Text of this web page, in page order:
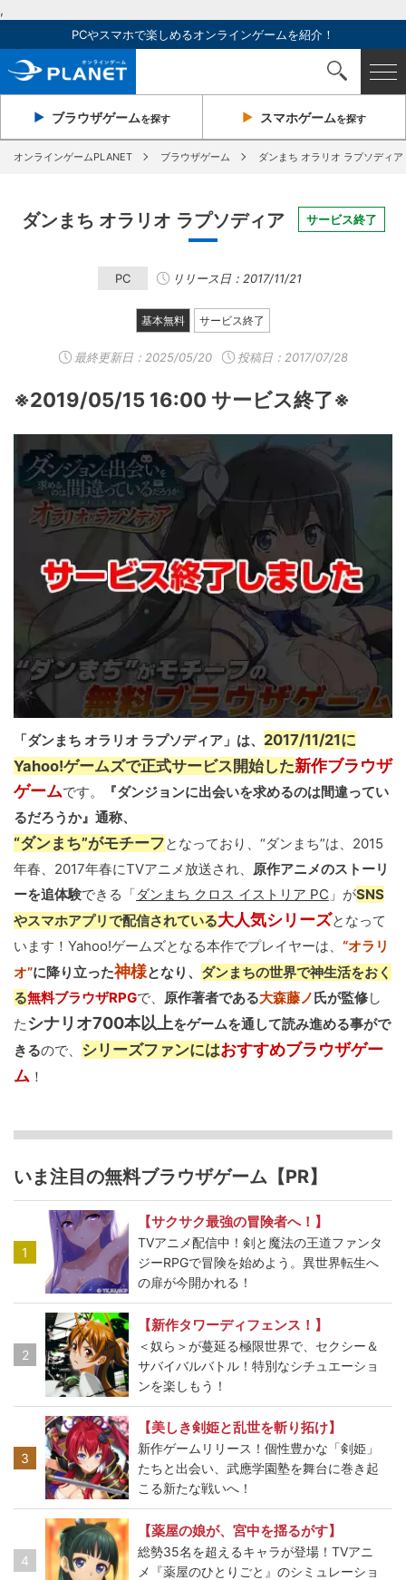
,
PCやスマホで楽しめるオンラインゲームを紹介！
ブラウザゲームを探す スマホゲームを探す
オンラインゲームPLANET ブラウザゲーム ダンまち オラリオ ラプソディア
ダンまち オラリオ ラプソディア サービス終了
PC リリース日：2017/11/21
基本無料 サービス終了
最終更新日： 2025/05/20 投稿日：2017/07/28
※2019/05/15 16:00 サービス終了※
「ダンまち オラリオ ラプソディア」は、 2017/11/21に
Yahoo!ゲームズで正式サービス開始した新作ブラウザ
ゲームです。
『ダンジョンに出会いを求めるのは間違ってい
るだろうか』通称、
“ダンまち”がモチーフとなっており、“ダンまち”は、2015
年春、2017年春にTVアニメ放送され、 原作アニメのストーリ
ーを追体験できる「ダンまち クロス イストリア PC 」がSNS
やスマホアプリで配信されている大人気シリーズとなって
います！Yahoo!ゲームズとなる本作でプレイヤーは、 “オラリ
オ”に降り立った神様となり、 ダンまちの世界で神生活をおく
る無料ブラウザRPGで、 原作著者である大森藤ノ氏が監修し
た シナリオ700本以上をゲームを通して読み進める事がで
きるので、 シリーズファンにはおすすめブラウザゲー
ム ！
いま注目の無料ブラウザゲーム【PR】
1
【サクサク最強の冒険者へ！】
TVアニメ配信中！剣と魔法の王道ファンタ
ジーRPGで冒険を始めよう。異世界転生へ
の扉が今開かれる！
2
【新作タワーディフェンス！】
＜奴ら＞が蔓延る極限世界で、セクシー＆
サバイバルバトル！特別なシチュエーショ
ンを楽しもう！
3
【美しき剣姫と乱世を斬り拓け】
新作ゲームリリース！個性豊かな「剣姫」
たちと出会い、武應学園塾を舞台に巻き起
こる新たな戦いへ！
4
【薬屋の娘が、宮中を揺るがす】
総勢35名を超えるキャラが登場！TVアニ
メ『薬屋のひとりごと』のシミュレーショ